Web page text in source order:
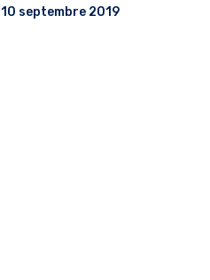
10 septembre 2019